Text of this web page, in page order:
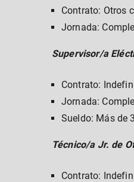
Contrato: Otros
Jornada:
Supervisor/a
Contrato:
Jornada:
Sueldo: Más de
Técnico/a Jr. de
Contrato: